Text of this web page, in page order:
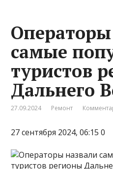
самые
туристов
Дальнего
27.09.2024 Ремонт
27 сентября 2024, 06:15 0